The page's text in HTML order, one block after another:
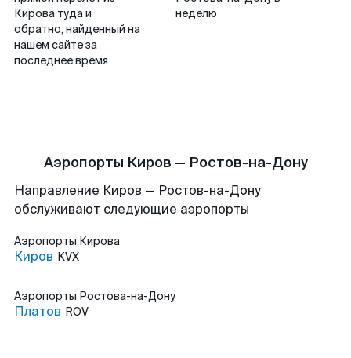
Кирова туда и
обратно, найденный на
нашем сайте за
последнее время
неделю
Аэропорты Киров — Ростов-на-Дону
Направление Киров — Ростов-на-Дону
обслуживают следующие аэропорты
Аэропорты Кирова
Киров KVX
Аэропорты Ростова-на-Дону
Платов ROV